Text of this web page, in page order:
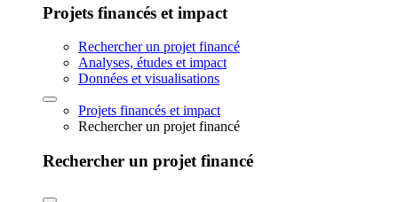
Projets financés et impact
Rechercher un projet financé
Analyses, études et impact
Données et visualisations
Projets financés et impact
Rechercher un projet financé
Rechercher un projet financé